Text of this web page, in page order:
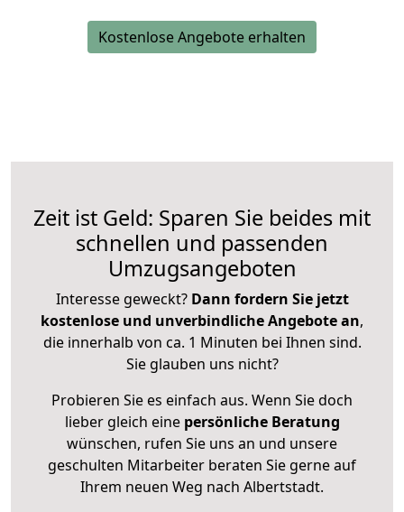
Kostenlose Angebote erhalten
Zeit ist Geld: Sparen Sie beides mit
schnellen und passenden
Umzugsangeboten
Interesse geweckt? Dann fordern Sie jetzt
kostenlose und unverbindliche Angebote an,
die innerhalb von ca. 1 Minuten bei Ihnen sind.
Sie glauben uns nicht?
Probieren Sie es einfach aus. Wenn Sie doch
lieber gleich eine persönliche Beratung
wünschen, rufen Sie uns an und unsere
geschulten Mitarbeiter beraten Sie gerne auf
Ihrem neuen Weg nach Albertstadt.